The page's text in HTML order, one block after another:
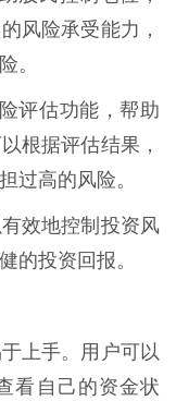
风险承受能力，
。
评估功能，帮助
根据评估结果，
过高的风险。
效地控制投资风
的投资回报。
上手。用户可以
看自己的资金状